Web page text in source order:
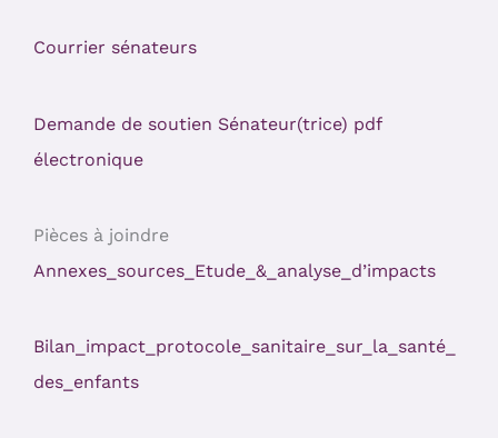
Courrier sénateurs
Demande de soutien Sénateur(trice) pdf
électronique
Pièces à joindre
Annexes_sources_Etude_&_analyse_d’impacts
Bilan_impact_protocole_sanitaire_sur_la_santé_
des_enfants